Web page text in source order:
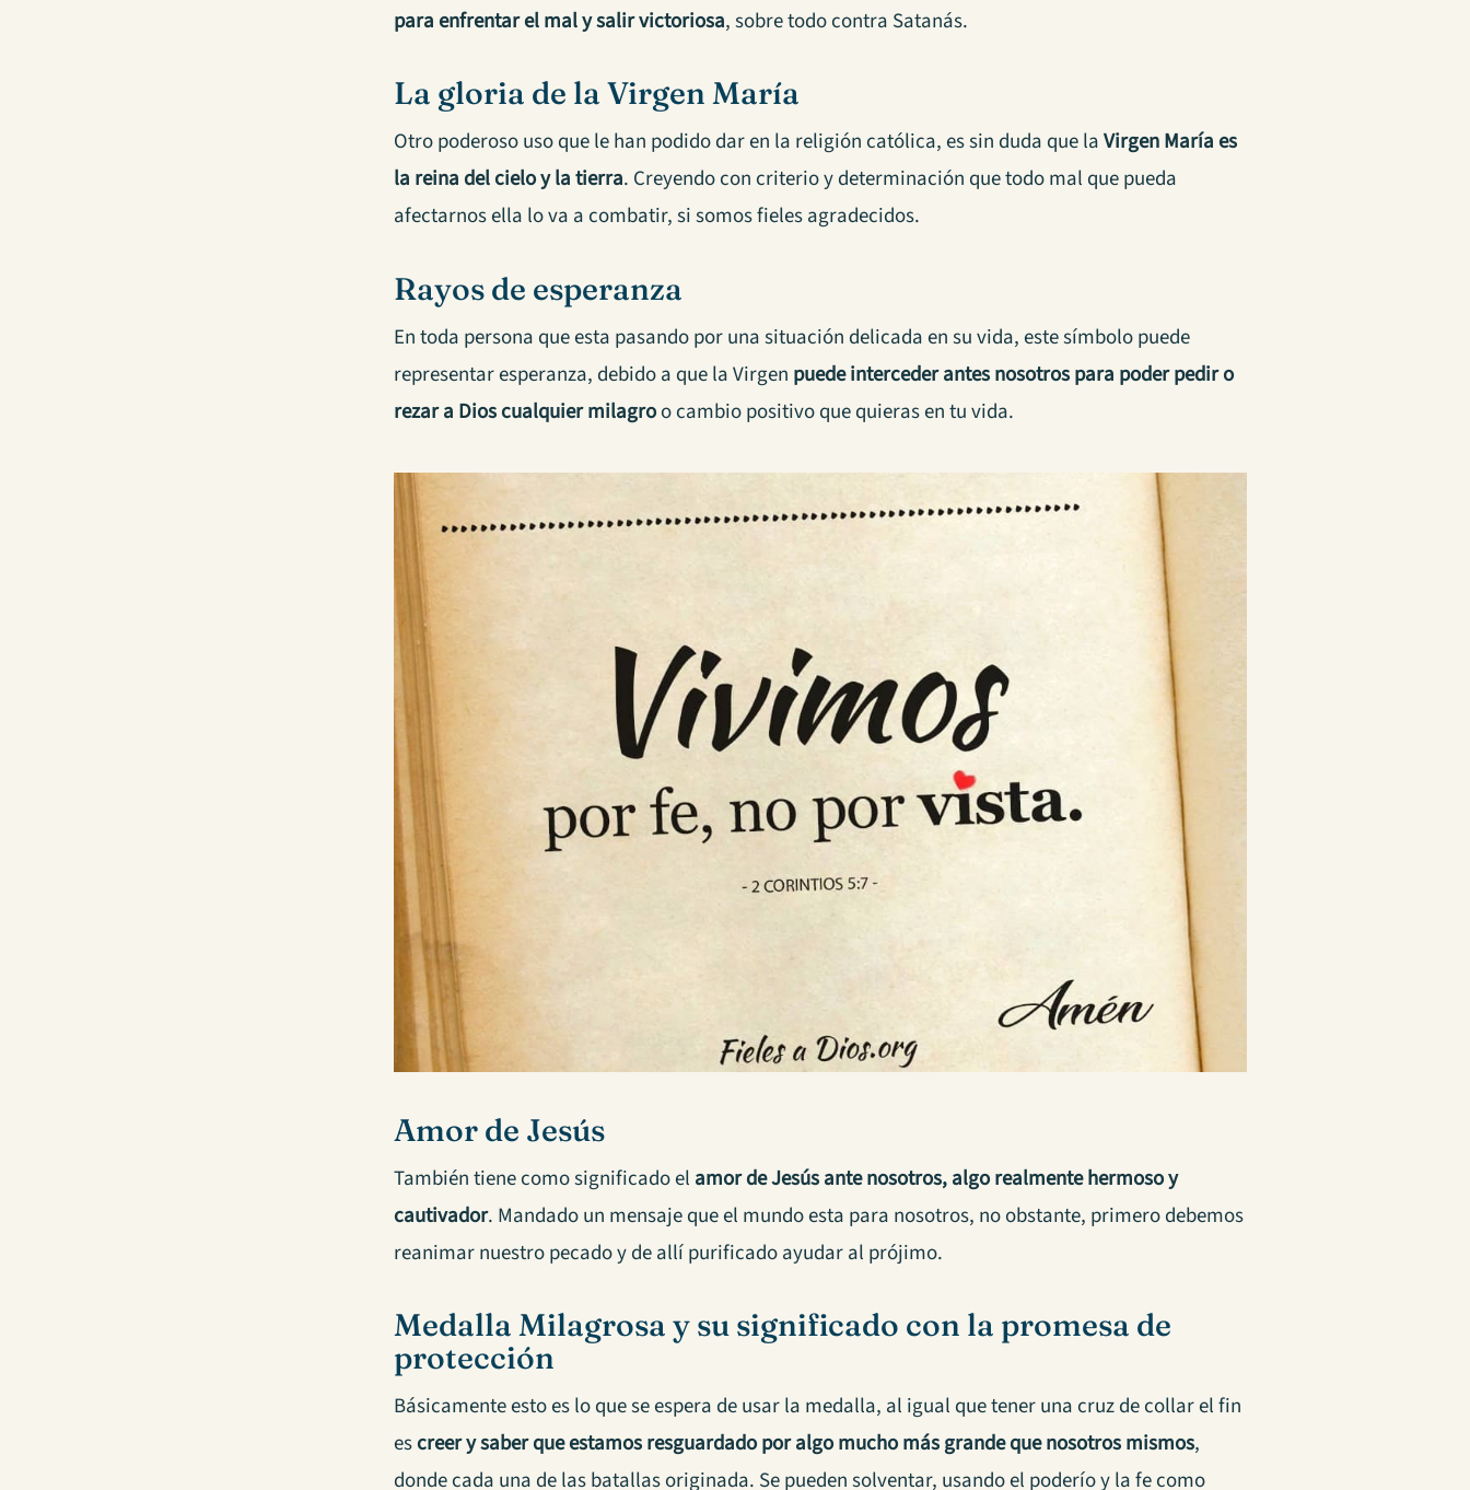
para enfrentar el mal y salir victoriosa, sobre todo contra Satanás.
La gloria de la Virgen María
Otro poderoso uso que le han podido dar en la religión católica, es sin duda que laVirgen María es
la reina del cielo y la tierra. Creyendo con criterio y determinación que todo mal que pueda
afectarnos ella lo va a combatir, si somos fieles agradecidos.
Rayos de esperanza
En toda persona que esta pasando por una situación delicada en su vida, este símbolo puede
representar esperanza, debido a que la Virgen puede interceder antes nosotros para poder pedir o
rezar a Dios cualquier milagroo cambio positivo que quieras en tu vida.
Amor de Jesús
También tiene como significado el amor de Jesús ante nosotros, algo realmente hermoso y
cautivador. Mandado un mensaje que el mundo esta para nosotros, no obstante, primero debemos
reanimar nuestro pecado y de allí purificado ayudar al prójimo.
Medalla Milagrosa y su significado con la promesa de
protección
Básicamente esto es lo que se espera de usar la medalla, al igual que tener una cruz de collar el fin
escreer y saber que estamos resguardado por algo mucho más grande que nosotros mismos,
donde cada una de las batallas originada. Se pueden solventar, usando el poderío y la fe como